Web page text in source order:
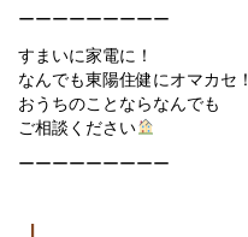
ーーーーーーーーー
すまいに家電に！
なんでも東陽住健にオマカセ！
おうちのことならなんでも
ご相談ください
ーーーーーーーーー